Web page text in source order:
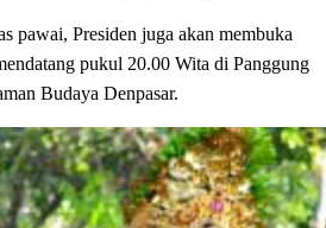
pawai, Presiden juga akan membuka
pukul 20.00 Wita di Panggung
Budaya Denpasar.